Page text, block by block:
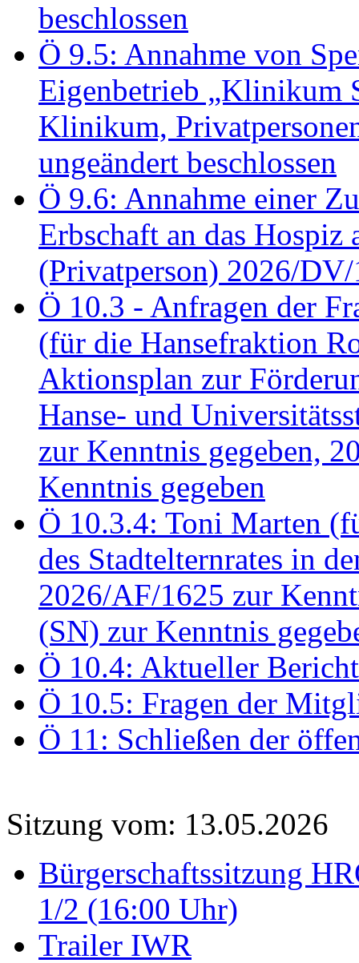
beschlossen
Ö 9.5: Annahme von
Eigenbetrieb „Klinikum
Klinikum,
ungeändert beschlossen
Ö 9.6: Annahme einer
Erbschaft an das
(Privatperson) 2026/DV/
Ö 10.3 - Anfragen der
(für die Hansefraktion
Aktionsplan zur
Hanse- und
zur Kenntnis gegeben,
Kenntnis gegeben
Ö 10.3.4: Toni Marten
des Stadtelternrates in
2026/AF/1625 zur
(SN) zur Kenntnis
Ö 10.4: Aktueller
Ö 10.5: Fragen der
Ö 11: Schließen der
Sitzung vom: 13.05.2026
Bürgerschaftssitzung
1/2 (16:00 Uhr)
Trailer IWR